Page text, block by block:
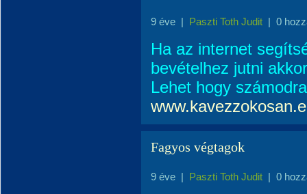
9 éve | Paszti Toth Judit | 0
Ha az internet
bevételhez jutni
Lehet hogy
Fagyos végtagok
9 éve | Paszti Toth Judit | 0